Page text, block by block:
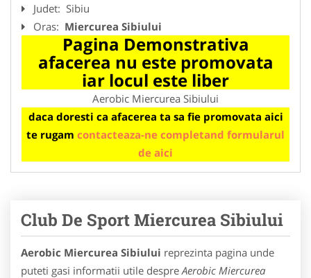
Judet: Sibiu
Oras: Miercurea Sibiului
Pagina Demonstrativa
afacerea nu este promovata
iar locul este liber
Aerobic Miercurea Sibiului
daca doresti ca afacerea ta sa fie promovata aici
te rugam contacteaza-ne completand formularul
de aici
Club De Sport Miercurea Sibiului
Aerobic Miercurea Sibiului reprezinta pagina unde
puteti gasi informatii utile despre Aerobic Miercurea